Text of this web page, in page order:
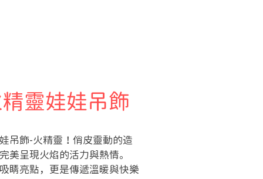
靈娃娃吊飾
吊飾-火精靈！俏皮靈動的造
美呈現火焰的活力與熱情。
睛亮點，更是傳遞溫暖與快樂